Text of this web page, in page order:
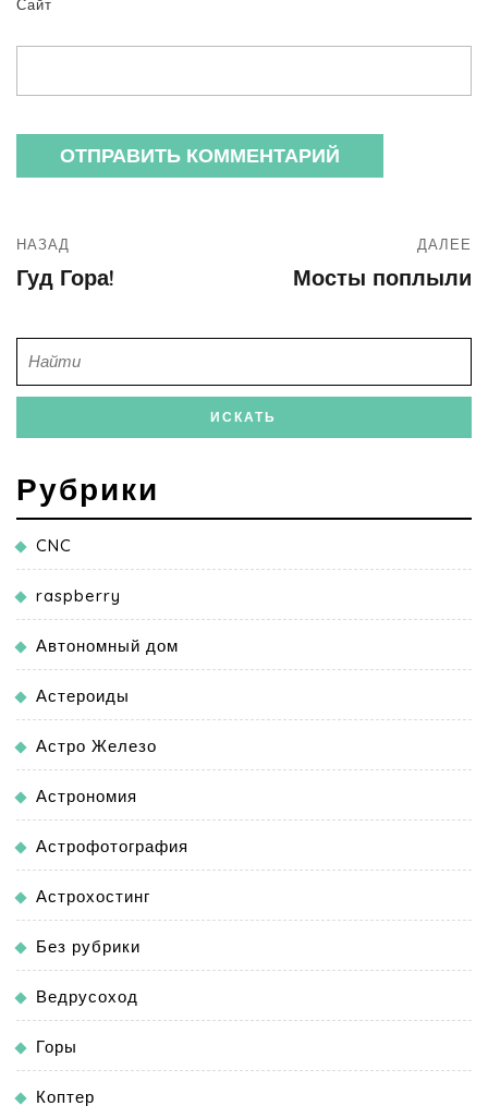
Сайт
НАЗАД
Гуд Гора!
ДАЛЕЕ
Мосты поплыли
Рубрики
CNC
raspberry
Автономный дом
Астероиды
Астро Железо
Астрономия
Астрофотография
Астрохостинг
Без рубрики
Ведрусоход
Горы
Коптер